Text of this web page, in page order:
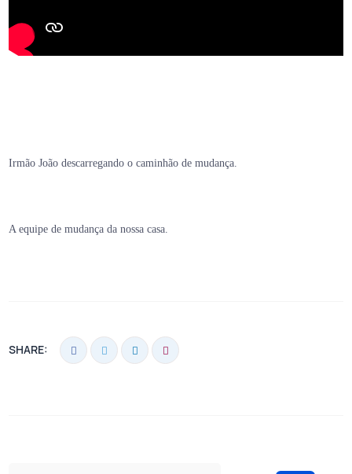
Irmão João descarregando o caminhão de mudança.
A equipe de mudança da nossa casa.
SHARE: